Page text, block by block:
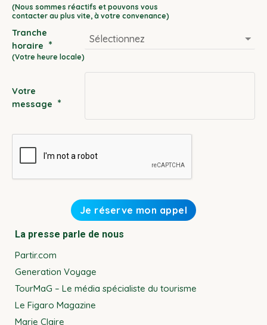
DD
slash
MM
slash
Tranche
horaire *
Votre
message *
La presse parle de nous
Partir.com
Generation Voyage
TourMaG – Le média spécialiste du tourisme
Le Figaro Magazine
Marie Claire